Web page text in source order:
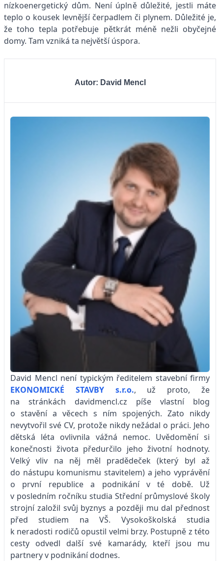
nízkoenergetický dům. Není úplně důležité, jestli máte
teplo o kousek levnější čerpadlem či plynem. Důležité je,
že toho tepla potřebuje pětkrát méně nežli obyčejné
domy. Tam vzniká ta největší úspora.
Autor: David Mencl
David Mencl není typickým ředi­­telem stavební firmy
EKONOMICKÉ STAVBY s.r.o., už proto, že
na stránkách davidmencl.cz píše vlastní blog
o stavění a věcech s ním spojených. Zato nikdy
nevytvořil své CV, protože nikdy nežádal o práci. Jeho
dětská léta ovlivnila vážná nemoc. Uvědomění si
konečnosti života předurčilo jeho životní hodnoty.
Velký vliv na něj měl pradědeček (který byl až
do nástupu komunismu stavitelem) a jeho vyprávění
o první republice a podnikání v té době. Už
v posledním ročníku studia Střední průmyslové školy
strojní založil svůj byznys a později mu dal přednost
před studiem na VŠ. Vysokoškolská studia
k neradosti rodičů opustil velmi brzy. Postupně z této
cesty odvedl další své kamarády, kteří jsou mu
partnery v podnikání dodnes.